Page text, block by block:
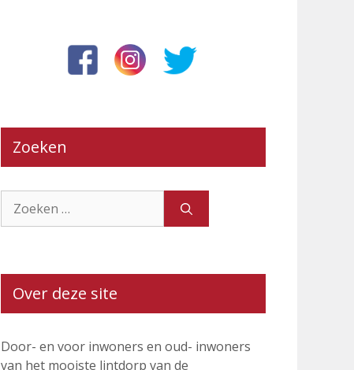
Zoeken
naar:
Over deze site
Door- en voor inwoners en oud- inwoners
van het mooiste lintdorp van de